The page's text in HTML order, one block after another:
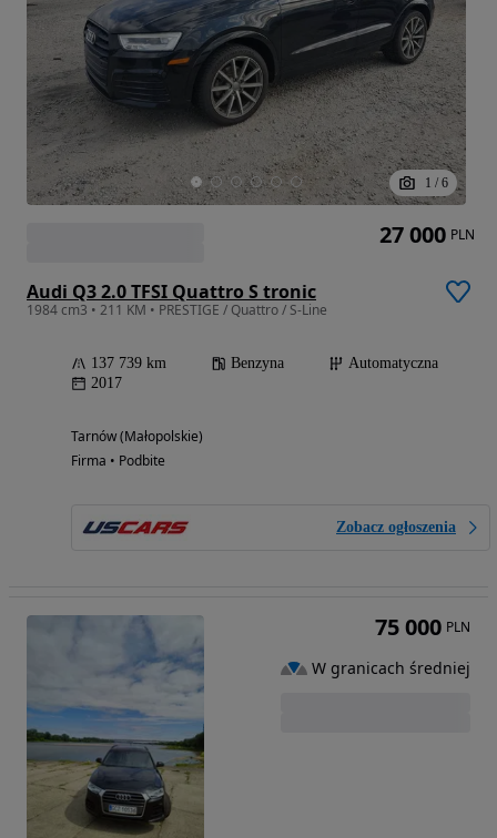
1 / 6
Audi Q3 2.0 TFSI Quattro S tronic
1984 cm3 • 211 KM • PRESTIGE / Quattro / S-Line
137 739 km Benzyna
Automatyczna
2017
Tarnów (Małopolskie)
Firma • Podbite
Zobacz ogłoszenia
27 000 PLN
75 000 PLN
W granicach średniej